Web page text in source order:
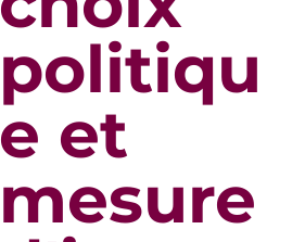
politiqu
e et
mesure